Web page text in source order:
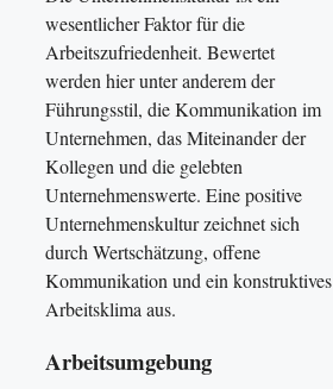
wesentlicher Faktor für die
Arbeitszufriedenheit. Bewertet
werden hier unter anderem der
Führungsstil, die Kommunikation im
Unternehmen, das Miteinander der
Kollegen und die gelebten
Unternehmenswerte. Eine positive
Unternehmenskultur zeichnet sich
durch Wertschätzung, offene
Kommunikation und ein konstruktives
Arbeitsklima aus.
Arbeitsumgebung